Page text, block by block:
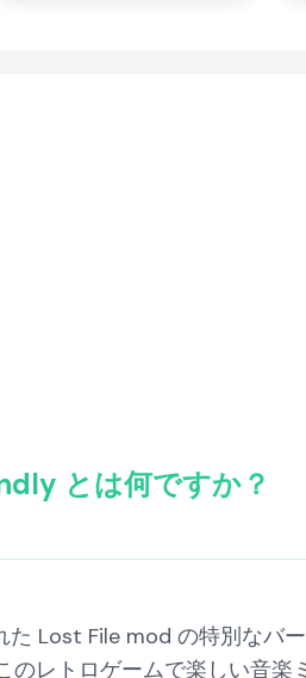
とは何ですか？
Lost File mod の特別なバ
レトロゲームで楽しい音楽